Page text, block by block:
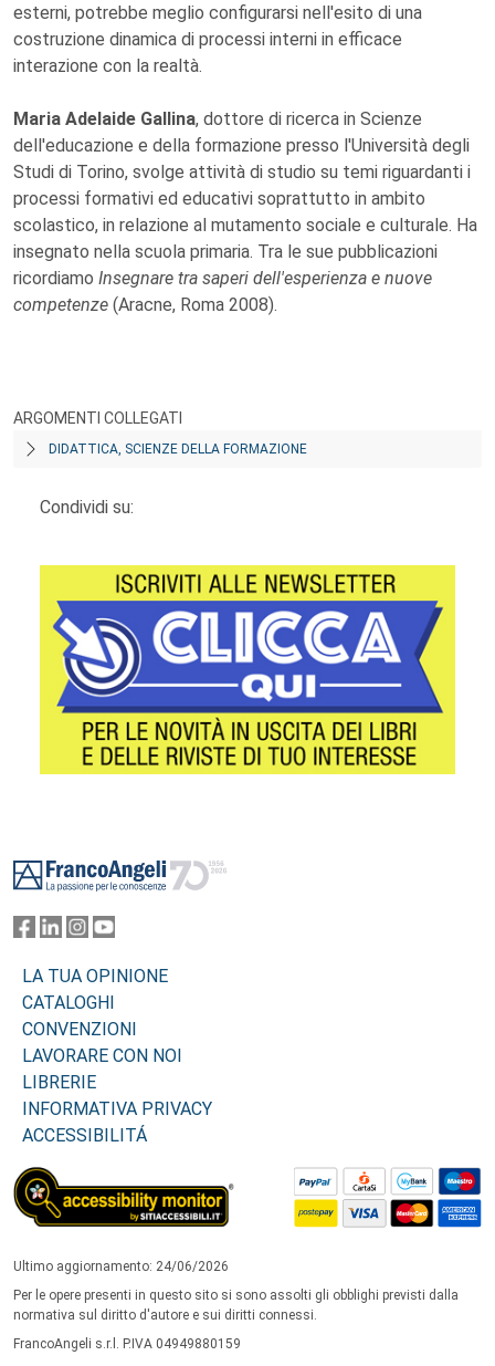
esterni, potrebbe meglio configurarsi nell'esito di una
costruzione dinamica di processi interni in efficace
interazione con la realtà.
Maria Adelaide Gallina, dottore di ricerca in Scienze
dell'educazione e della formazione presso l'Università degli
Studi di Torino, svolge attività di studio su temi riguardanti i
processi formativi ed educativi soprattutto in ambito
scolastico, in relazione al mutamento sociale e culturale. Ha
insegnato nella scuola primaria. Tra le sue pubblicazioni
ricordiamo Insegnare tra saperi dell'esperienza e nuove
competenze (Aracne, Roma 2008).
ARGOMENTI COLLEGATI
DIDATTICA, SCIENZE DELLA FORMAZIONE
Condividi su:
LA TUA OPINIONE
CATALOGHI
CONVENZIONI
LAVORARE CON NOI
LIBRERIE
INFORMATIVA PRIVACY
ACCESSIBILITÁ
Ultimo aggiornamento: 24/06/2026
Per le opere presenti in questo sito si sono assolti gli obblighi previsti dalla
normativa sul diritto d'autore e sui diritti connessi.
FrancoAngeli s.r.l. P.IVA 04949880159